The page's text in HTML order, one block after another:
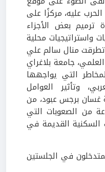
عليه، مركزًا على
ترميم بعض الأجزاء
واستراتيجيات محلية
منال سالم علي
جامعة بلاغراي
التي يواجهها
وتأثير العوامل
غسان برجس عبود، من
من الصعوبات التي
السكنية القديمة في
في الجلستين